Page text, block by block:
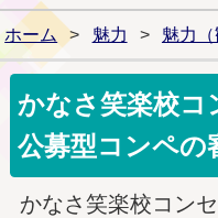
ホーム > 魅力 > 魅力
かなさ笑楽校コ
公募型コンペの
かなさ笑楽校コン